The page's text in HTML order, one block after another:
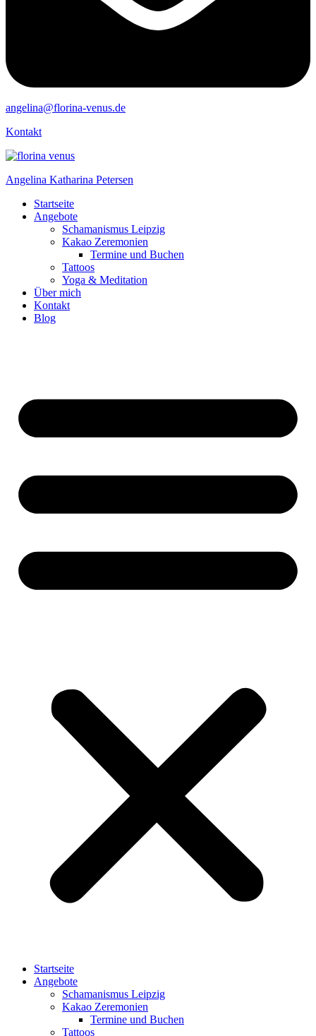
angelina@florina-venus.de
Kontakt
Angelina Katharina Petersen
Startseite
Angebote
Schamanismus Leipzig
Kakao Zeremonien
Termine und Buchen
Tattoos
Yoga & Meditation
Über mich
Kontakt
Blog
Startseite
Angebote
Schamanismus Leipzig
Kakao Zeremonien
Termine und Buchen
Tattoos